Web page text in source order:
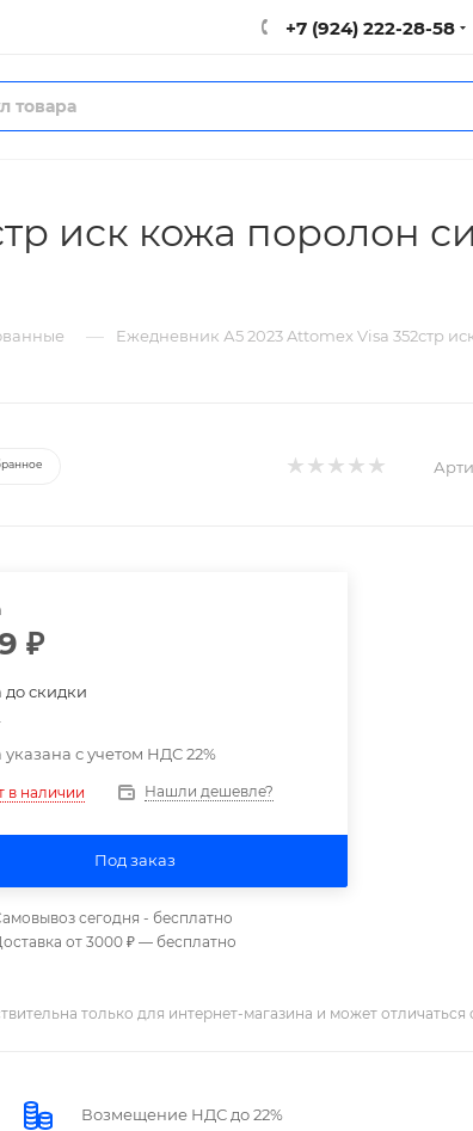
+7 (924) 222-28-58
иск кожа поролон
— Ежедневник А5 2023 Attomex Visa 352стр
₽
до скидки
с учетом НДС 22%
в наличии Нашли дешевле?
Под заказ
сегодня - бесплатно
от 3000 ₽ — бесплатно
только для интернет-магазина и может отличаться
Возмещение НДС до 22%